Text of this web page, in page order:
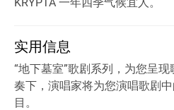
实用信息
“地下墓室”歌剧系列，为您呈
奏下，演唱家将为您演唱歌剧
目。